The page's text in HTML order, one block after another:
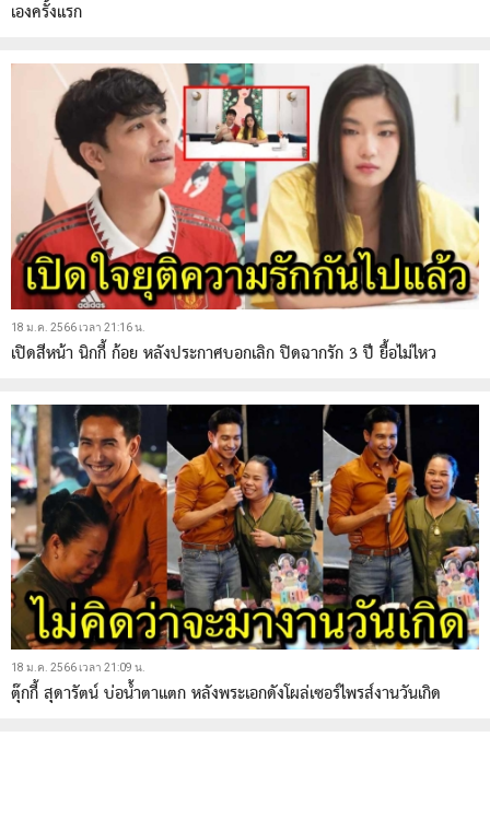
เองครั้งแรก
18 ม.ค. 2566 เวลา 21:16 น.
เปิดสีหน้า นิกกี้ ก้อย หลังประกาศบอกเลิก ปิดฉากรัก 3 ปี ยื้อไม่ไหว
18 ม.ค. 2566 เวลา 21:09 น.
ตุ๊กกี้ สุดารัตน์ บ่อน้ำตาแตก หลังพระเอกดังโผล่เซอร์ไพรส์งานวันเกิด